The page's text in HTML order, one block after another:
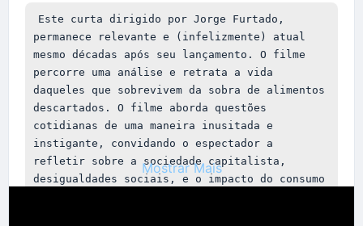
Veja o conteúdo na íntegra em
https://www.estadao.com.br/estadao-
verifica/desinformacao-vacinas-cresceu-mais-
680-vezes-pandemia-pesquisa-fgv/ .Consultado
em 21/10/2025
Outras Fontes de Informação
Segundo a Agência Brasil, consultado em
21/10/2025 temos:(Tópicos e recortes da
Este curta dirigido por Jorge Furtado,
permanece relevante e (infelizmente) atual
mesmo décadas após seu lançamento. O filme
percorre uma análise e retrata a vida
daqueles que sobrevivem da sobra de alimentos
descartados. O filme aborda questões
cotidianas de uma maneira inusitada e
instigante, convidando o espectador a
refletir sobre a sociedade capitalista,
desigualdades sociais, e o impacto do consumo
Mostrar Mais